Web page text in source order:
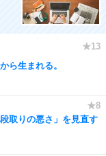
ら生まれる。
取りの悪さ」を見直す